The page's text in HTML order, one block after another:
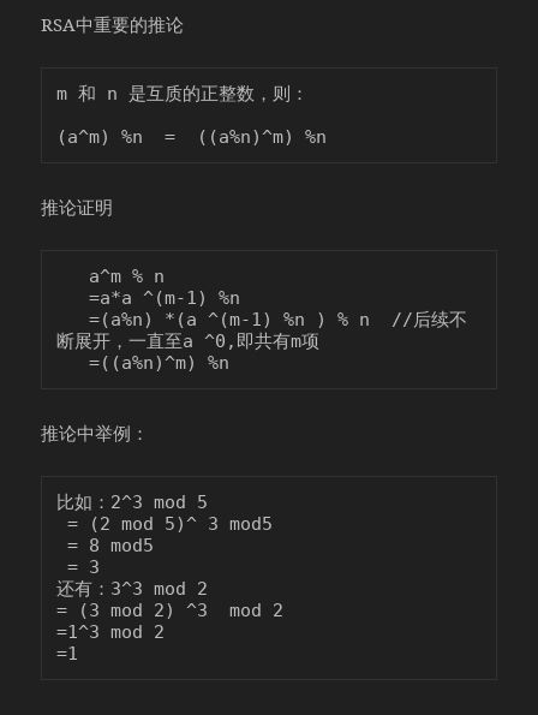
RSA中重要的推论
m 和 n 是互质的正整数，则：
推论证明
   =a*a ^(m-1) %n
   =(a%n) *(a ^(m-1) %n ) % n  //后续不
断展开，一直至a ^0,即共有m项
推论中举例：
比如：2^3 mod 5
= (2 mod 5)^ 3 mod5
= 8 mod5
= 3
还有：3^3 mod 2
= (3 mod 2) ^3  mod 2
=1^3 mod 2